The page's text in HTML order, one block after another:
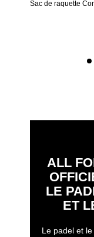
Sac de raquette
ALL
LE
ET
Le padel et